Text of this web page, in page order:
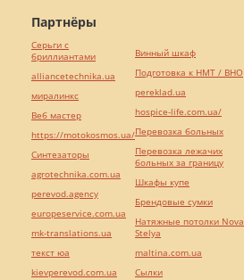
Партнёры
Серьги с
бриллиантами
alliancetechnika.ua
миралинкс
Веб мастер
https://motokosmos.ua/
Синтезаторы
agrotechnika.com.ua
perevod.agency
europeservice.com.ua
mk-translations.ua
текст юа
kievperevod.com.ua
Винный шкаф
Подготовка к НМТ / ВНО
pereklad.ua
hospice-life.com.ua/
Перевозка больных
Перевозка лежачих
больных за границу
Шкафы купе
Брендовые сумки
Натяжные потолки Nova
Stelya
maltina.com.ua
Cылки